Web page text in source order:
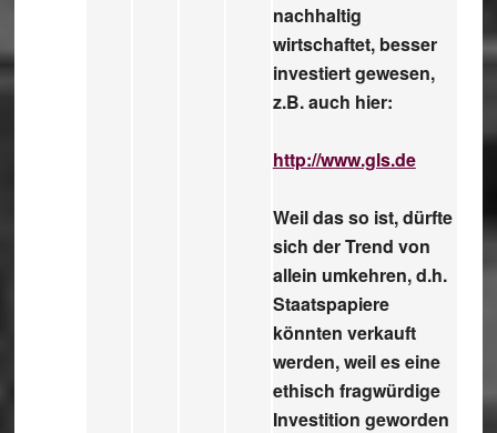
nachhaltig
wirtschaftet, besser
investiert gewesen,
z.B. auch hier:
http://www.gls.de
Weil das so ist, dürfte
sich der Trend von
allein umkehren, d.h.
Staatspapiere
könnten verkauft
werden, weil es eine
ethisch fragwürdige
Investition geworden